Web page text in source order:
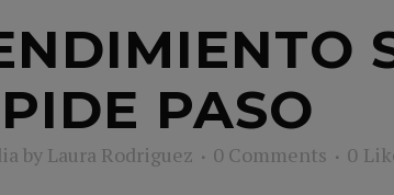
PASO
by Laura Rodriguez 0 Comments 0